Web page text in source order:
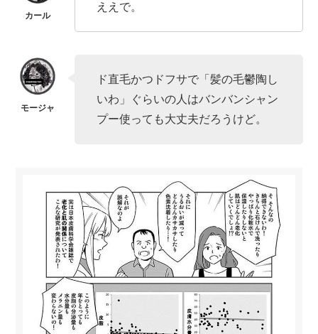
ええで。
ド直毛かつドフサで「髪の毛鬱陶し
いわ」ぐらいの人はバンバンシャン
プー使っても大丈夫だろうけど。